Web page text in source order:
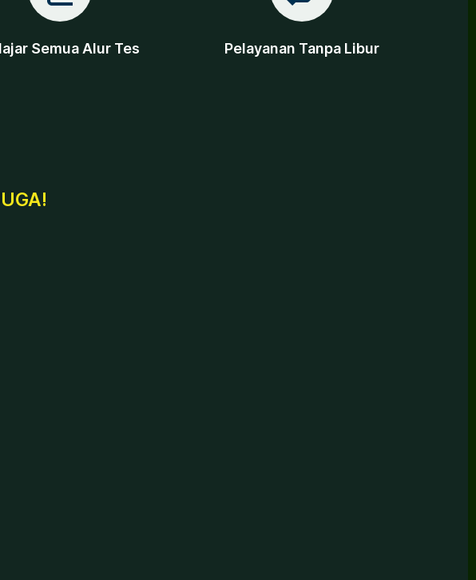
Semua Alur Tes Pelayanan Tanpa Libur